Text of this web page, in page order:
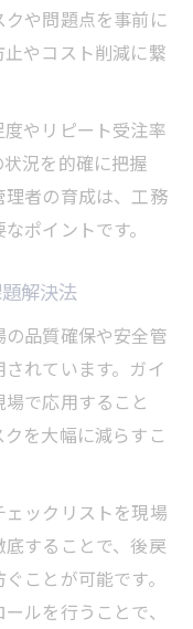
や問題点を事前に
やコスト削減に繋
やリピート受注率
況を的確に把握
理者の育成は、工務
ポイントです。
解決法
品質確保や安全管
れています。ガイ
で応用すること
を大幅に減らすこ
ックリストを現場
することで、後戻
ことが可能です。
ルを行うことで、